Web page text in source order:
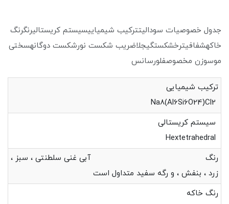
جدول خصوصیات سودالیتترکیب شیمیاییسیستم کریستالیرنگرنگ
خاکهشفافیترخشکستگیجلاضریب شکست نورشکست دوگانهسختی
موسوزن مخصوصفلورسانس
ترکیب شیمیایی
سیستم کریستالی
رنگ آبی غنی سلطنتی ، سبز ،
زرد ، بنفش ، و رگه سفید متداول است
رنگ خاکه